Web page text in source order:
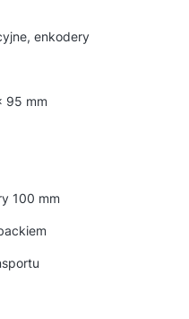
enkodery
95 mm
100 mm